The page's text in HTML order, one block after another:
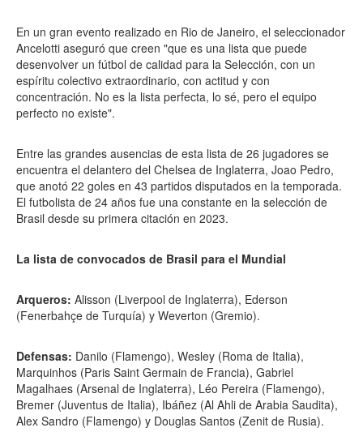
En un gran evento realizado en Rio de Janeiro, el seleccionador
Ancelotti aseguró que creen "que es una lista que puede
desenvolver un fútbol de calidad para la Selección, con un
espíritu colectivo extraordinario, con actitud y con
concentración. No es la lista perfecta, lo sé, pero el equipo
perfecto no existe".
Entre las grandes ausencias de esta lista de 26 jugadores se
encuentra el delantero del Chelsea de Inglaterra, Joao Pedro,
que anotó 22 goles en 43 partidos disputados en la temporada.
El futbolista de 24 años fue una constante en la selección de
Brasil desde su primera citación en 2023.
La lista de convocados de Brasil para el Mundial
Arqueros: Alisson (Liverpool de Inglaterra), Ederson
(Fenerbahçe de Turquía) y Weverton (Gremio).
Defensas: Danilo (Flamengo), Wesley (Roma de Italia),
Marquinhos (Paris Saint Germain de Francia), Gabriel
Magalhaes (Arsenal de Inglaterra), Léo Pereira (Flamengo),
Bremer (Juventus de Italia), Ibáñez (Al Ahli de Arabia Saudita),
Alex Sandro (Flamengo) y Douglas Santos (Zenit de Rusia).